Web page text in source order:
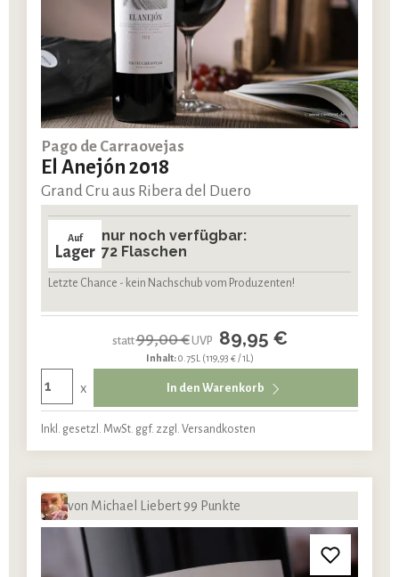
Pago de Carraovejas
El Anejón 2018
Grand Cru aus Ribera del Duero
Auf
Lager
nur noch verfügbar:
72 Flaschen
Letzte Chance - kein Nachschub vom Produzenten!
statt99,00 €UVP 89,95 €
Inhalt:0.75L (119,93 € / 1L)
x In den Warenkorb
Inkl. gesetzl. MwSt. ggf. zzgl. Versandkosten
von Michael Liebert 99 Punkte